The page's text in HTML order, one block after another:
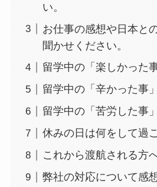
い。
お仕事の感想や日本と
聞かせください。
留学中の「楽しかった
留学中の「辛かった事
留学中の「苦労した事
休みの日は何をして過
これから渡航される方
弊社の対応について感